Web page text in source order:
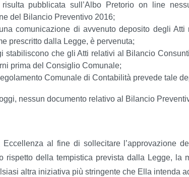
pubblicata sull’Albo Pretorio on line
del Bilancio Preventivo 2016;
comunicazione di avvenuto deposito degli
prescritto dalla Legge, è pervenuta;
stabiliscono che gli Atti relativi al Bilancio
prima del Consiglio Comunale;
Comunale di Contabilità prevede tale
nessun documento relativo al Bilancio
Eccellenza al fine di sollecitare l’approvazione
rispetto della tempistica prevista dalla Legge, la
altra iniziativa più stringente che Ella intenda